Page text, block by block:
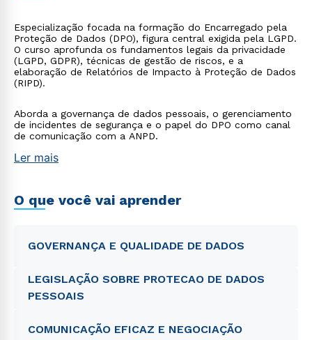
Especialização focada na formação do Encarregado pela
Proteção de Dados (DPO), figura central exigida pela LGPD.
O curso aprofunda os fundamentos legais da privacidade
(LGPD, GDPR), técnicas de gestão de riscos, e a
elaboração de Relatórios de Impacto à Proteção de Dados
(RIPD).
Aborda a governança de dados pessoais, o gerenciamento
de incidentes de segurança e o papel do DPO como canal
de comunicação com a ANPD.
Ler mais
O que você vai aprender
GOVERNANÇA E QUALIDADE DE DADOS
LEGISLAÇÃO SOBRE PROTECAO DE DADOS
PESSOAIS
COMUNICAÇÃO EFICAZ E NEGOCIAÇÃO